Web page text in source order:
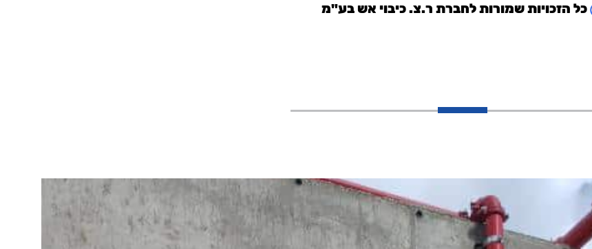
כל הזכויות שמורות לחברת ר.צ. כיבוי אש בע"מ